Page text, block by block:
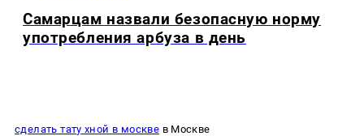
Самарцам назвали безопасную норму
употребления арбуза в день
сделать тату хной в москве в Москве